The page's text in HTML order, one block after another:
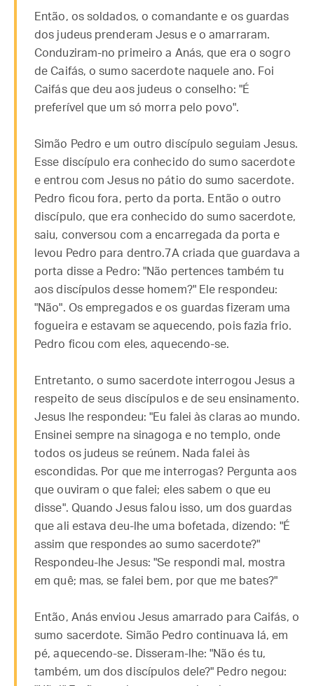
Então, os soldados, o comandante e os guardas
dos judeus prenderam Jesus e o amarraram.
Conduziram-no primeiro a Anás, que era o sogro
de Caifás, o sumo sacerdote naquele ano. Foi
Caifás que deu aos judeus o conselho: "É
preferível que um só morra pelo povo".
Simão Pedro e um outro discípulo seguiam Jesus.
Esse discípulo era conhecido do sumo sacerdote
e entrou com Jesus no pátio do sumo sacerdote.
Pedro ficou fora, perto da porta. Então o outro
discípulo, que era conhecido do sumo sacerdote,
saiu, conversou com a encarregada da porta e
levou Pedro para dentro.7A criada que guardava a
porta disse a Pedro: "Não pertences também tu
aos discípulos desse homem?" Ele respondeu:
"Não". Os empregados e os guardas fizeram uma
fogueira e estavam se aquecendo, pois fazia frio.
Pedro ficou com eles, aquecendo-se.
Entretanto, o sumo sacerdote interrogou Jesus a
respeito de seus discípulos e de seu ensinamento.
Jesus lhe respondeu: "Eu falei às claras ao mundo.
Ensinei sempre na sinagoga e no templo, onde
todos os judeus se reúnem. Nada falei às
escondidas. Por que me interrogas? Pergunta aos
que ouviram o que falei; eles sabem o que eu
disse". Quando Jesus falou isso, um dos guardas
que ali estava deu-lhe uma bofetada, dizendo: "É
assim que respondes ao sumo sacerdote?"
Respondeu-lhe Jesus: "Se respondi mal, mostra
em quê; mas, se falei bem, por que me bates?"
Então, Anás enviou Jesus amarrado para Caifás, o
sumo sacerdote. Simão Pedro continuava lá, em
pé, aquecendo-se. Disseram-lhe: "Não és tu,
também, um dos discípulos dele?" Pedro negou: